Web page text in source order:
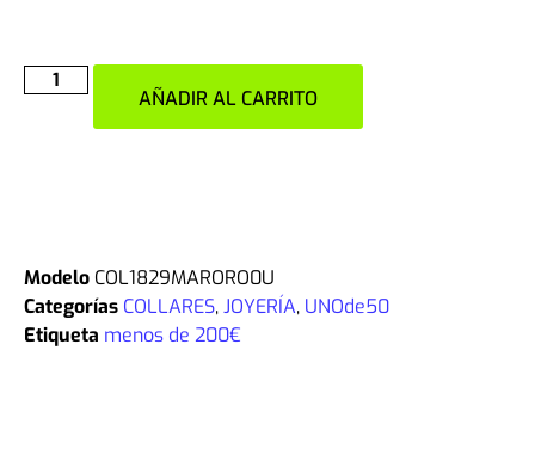
AÑADIR AL CARRITO
Modelo COL1829MARORO0U
Categorías COLLARES,JOYERÍA, UNOde50
Etiqueta menos de 200€